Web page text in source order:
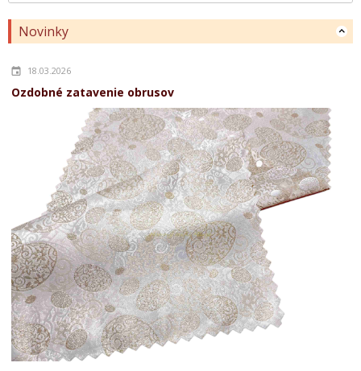
Novinky
18.03.2026
Ozdobné zatavenie obrusov